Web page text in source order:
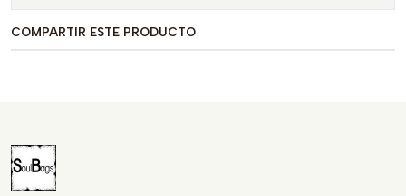
COMPARTIR ESTE PRODUCTO